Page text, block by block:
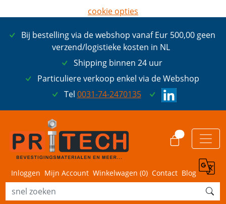
Bij bestelling via de webshop vanaf Eur 500,00 geen
verzend/logistieke kosten in NL
Shipping binnen 24 uur
Particuliere verkoop enkel via de Webshop
Tel 0031-74-2470135
Inloggen Mijn Account Winkelwagen (0) Contact Blog
cookie opties
ik ga akkoord met cookies